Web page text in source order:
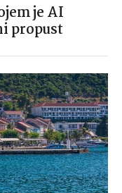
je AI
propust